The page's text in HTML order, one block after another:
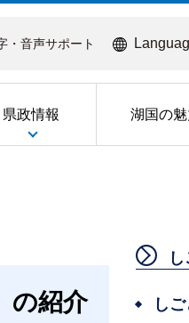
・音声サポート
県政情報 湖国の魅
の紹介
し